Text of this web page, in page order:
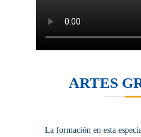
ARTES
La formación en esta